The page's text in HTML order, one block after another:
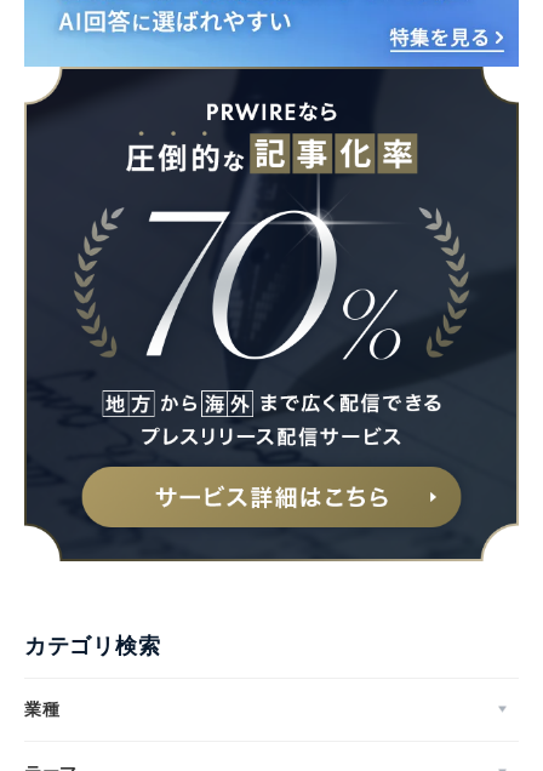
カテゴリ検索
業種